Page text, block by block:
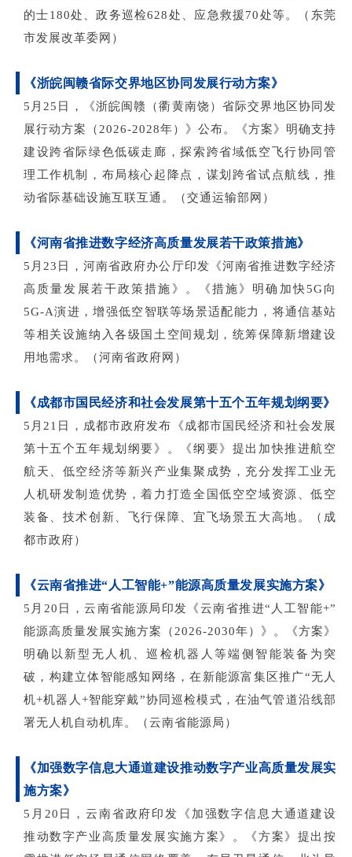
的士180处、政务巡检628处、应急救援70处等。（东莞
市发展改革委网）
《浙皖闽赣省际交界地区协同发展行动方案》
5月25日，《浙皖闽赣（衢黄南饶）省际交界地区协同发
展行动方案（2026-2028年）》公布。《方案》明确支持
建设跨省际绿色低碳走廊，探索跨省域低空飞行协同管
理工作机制，布局核心起降点，谋划跨省试点航线，推
动省际基础设施互联互通。（交通运输部网）
《河南省推进数字经济高质量发展若干政策措施》
5月23日，河南省政府办公厅印发《河南省推进数字经济
高质量发展若干政策措施》。《措施》明确加快5G向
5G-A演进，增强低空智联等场景适配能力，将通信基站
等相关设施纳入各级国土空间规划，统筹保障新增建设
用地需求。（河南省政府网）
《成都市国民经济和社会发展第十五个五年规划纲要》
5月21日，成都市政府发布《成都市国民经济和社会发展
第十五个五年规划纲要》。《纲要》提出加快推进航空
航天、低空经济等新兴产业集聚成势，充分发挥工业无
人机研发制造优势，着力打造全国低空空域资源、低空
装备、技术创新、飞行保障、宜飞场景五大高地。（成
都市政府）
《云南省推进“人工智能+”能源高质量发展实施方案》
5月20日，云南省能源局印发《云南省推进“人工智能+”
能源高质量发展实施方案（2026-2030年）》。《方案》
明确以新型无人机、巡检机器人等端侧智能装备为突
破，构建立体智能感知网络，在新能源富集区推广“无人
机+机器人+智能穿戴”协同巡检模式，在油气管道沿线部
署无人机自动机库。（云南省能源局）
《加强数字信息大通道建设推动数字产业高质量发展实
施方案》
5月20日，云南省政府印发《加强数字信息大通道建设
推动数字产业高质量发展实施方案》。《方案》提出按